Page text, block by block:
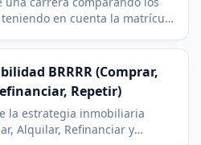
en cuenta la matrícula
BRRRR (Comprar,
Repetir)
la estrategia inmobiliaria
Alquilar, Refinanciar y